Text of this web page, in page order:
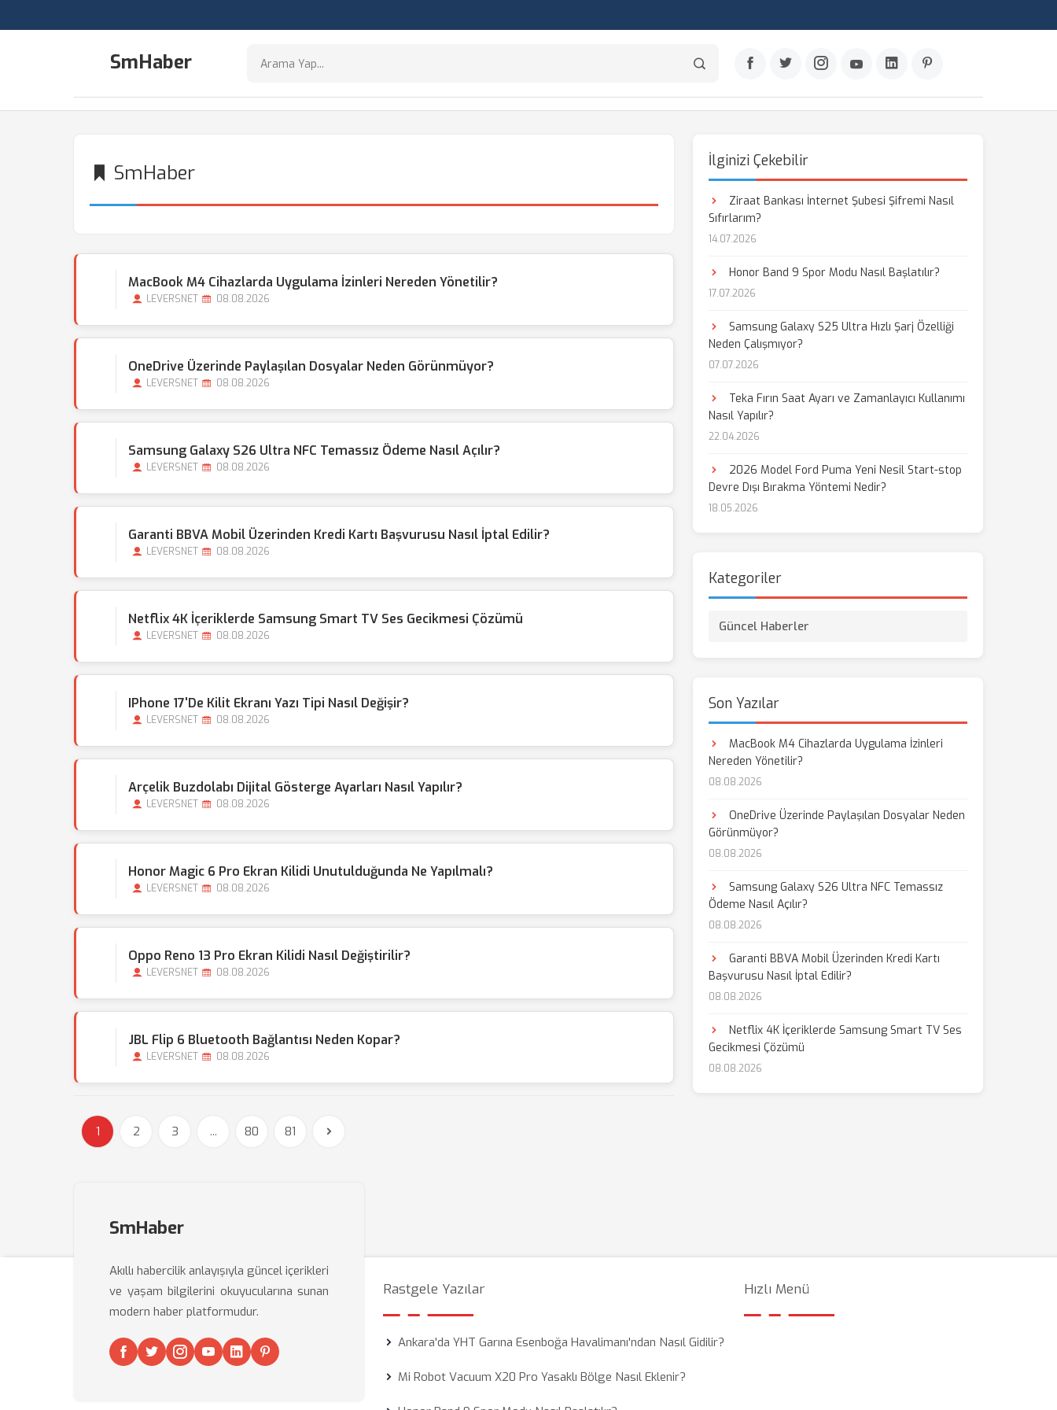
SmHaber
SmHaber
MacBook M4 Cihazlarda Uygulama İzinleri Nereden Yönetilir?
LEVERSNET 08.08.2026
OneDrive Üzerinde Paylaşılan Dosyalar Neden Görünmüyor?
LEVERSNET 08.08.2026
Samsung Galaxy S26 Ultra NFC Temassız Ödeme Nasıl Açılır?
LEVERSNET 08.08.2026
Garanti BBVA Mobil Üzerinden Kredi Kartı Başvurusu Nasıl İptal Edilir?
LEVERSNET 08.08.2026
Netflix 4K İçeriklerde Samsung Smart TV Ses Gecikmesi Çözümü
LEVERSNET 08.08.2026
IPhone 17'de Kilit Ekranı Yazı Tipi Nasıl Değişir?
LEVERSNET 08.08.2026
Arçelik Buzdolabı Dijital Gösterge Ayarları Nasıl Yapılır?
LEVERSNET 08.08.2026
Honor Magic 6 Pro Ekran Kilidi Unutulduğunda Ne Yapılmalı?
LEVERSNET 08.08.2026
Oppo Reno 13 Pro Ekran Kilidi Nasıl Değiştirilir?
LEVERSNET 08.08.2026
JBL Flip 6 Bluetooth Bağlantısı Neden Kopar?
LEVERSNET 08.08.2026
1 2 3 ... 80 81
İlginizi Çekebilir
Ziraat Bankası İnternet Şubesi Şifremi Nasıl
Sıfırlarım?
14.07.2026
Honor Band 9 Spor Modu Nasıl Başlatılır?
17.07.2026
Samsung Galaxy S25 Ultra Hızlı Şarj Özelliği
Neden Çalışmıyor?
07.07.2026
Teka Fırın Saat Ayarı ve Zamanlayıcı Kullanımı
Nasıl Yapılır?
22.04.2026
2026 Model Ford Puma Yeni Nesil Start-stop
Devre Dışı Bırakma Yöntemi Nedir?
18.05.2026
Kategoriler
Güncel Haberler
Son Yazılar
MacBook M4 Cihazlarda Uygulama İzinleri
Nereden Yönetilir?
08.08.2026
OneDrive Üzerinde Paylaşılan Dosyalar Neden
Görünmüyor?
08.08.2026
Samsung Galaxy S26 Ultra NFC Temassız
Ödeme Nasıl Açılır?
08.08.2026
Garanti BBVA Mobil Üzerinden Kredi Kartı
Başvurusu Nasıl İptal Edilir?
08.08.2026
Netflix 4K İçeriklerde Samsung Smart TV Ses
Gecikmesi Çözümü
08.08.2026
SmHaber
Akıllı habercilik anlayışıyla güncel içerikleri
ve yaşam bilgilerini okuyucularına sunan
modern haber platformudur.
Rastgele Yazılar
Ankara'da YHT Garına Esenboğa Havalimanı'ndan Nasıl Gidilir?
Mi Robot Vacuum X20 Pro Yasaklı Bölge Nasıl Eklenir?
Hızlı Menü